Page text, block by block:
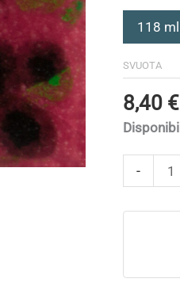
118 ml
SVUOTA
8,40 €
-
Maroon
Lagoon
quantità